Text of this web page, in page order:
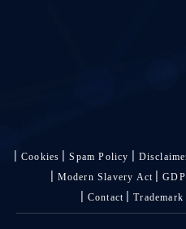
Spam Policy
Cookies
Modern Slavery Act
Trademark
Contact